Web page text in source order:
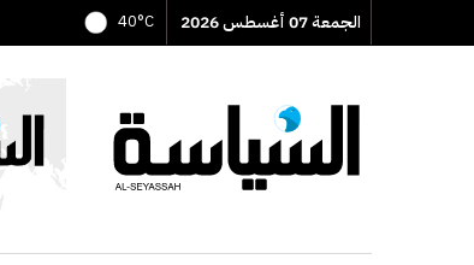
الجمعة 07 أغسطس 2026 40°C